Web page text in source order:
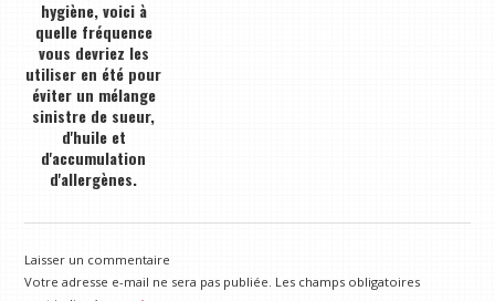
hygiène, voici à
quelle fréquence
vous devriez les
utiliser en été pour
éviter un mélange
sinistre de sueur,
d'huile et
d'accumulation
d'allergènes.
Laisser un commentaire
Votre adresse e-mail ne sera pas publiée. Les champs obligatoires